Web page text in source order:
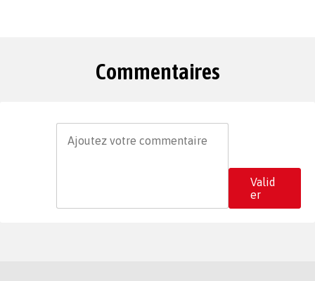
Commentaires
Valid
er